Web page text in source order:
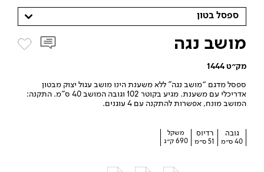
ספסל בטון
מושב נגה
מק״ט 1444
ספסל מדגם “מושב נגה” ללא משענת הינו מושב עגול יצוק מבטון
אדריכלי עם משענת. מגיע בקוטר 102 וגובה המושב 40 ס”מ. התקנה:
המושב מונח, אפשרות להתקנה עם 4 עוגנים.
גובה
40 ס״מ
רדיוס
51 ס״מ
משקל
690 ק״ג